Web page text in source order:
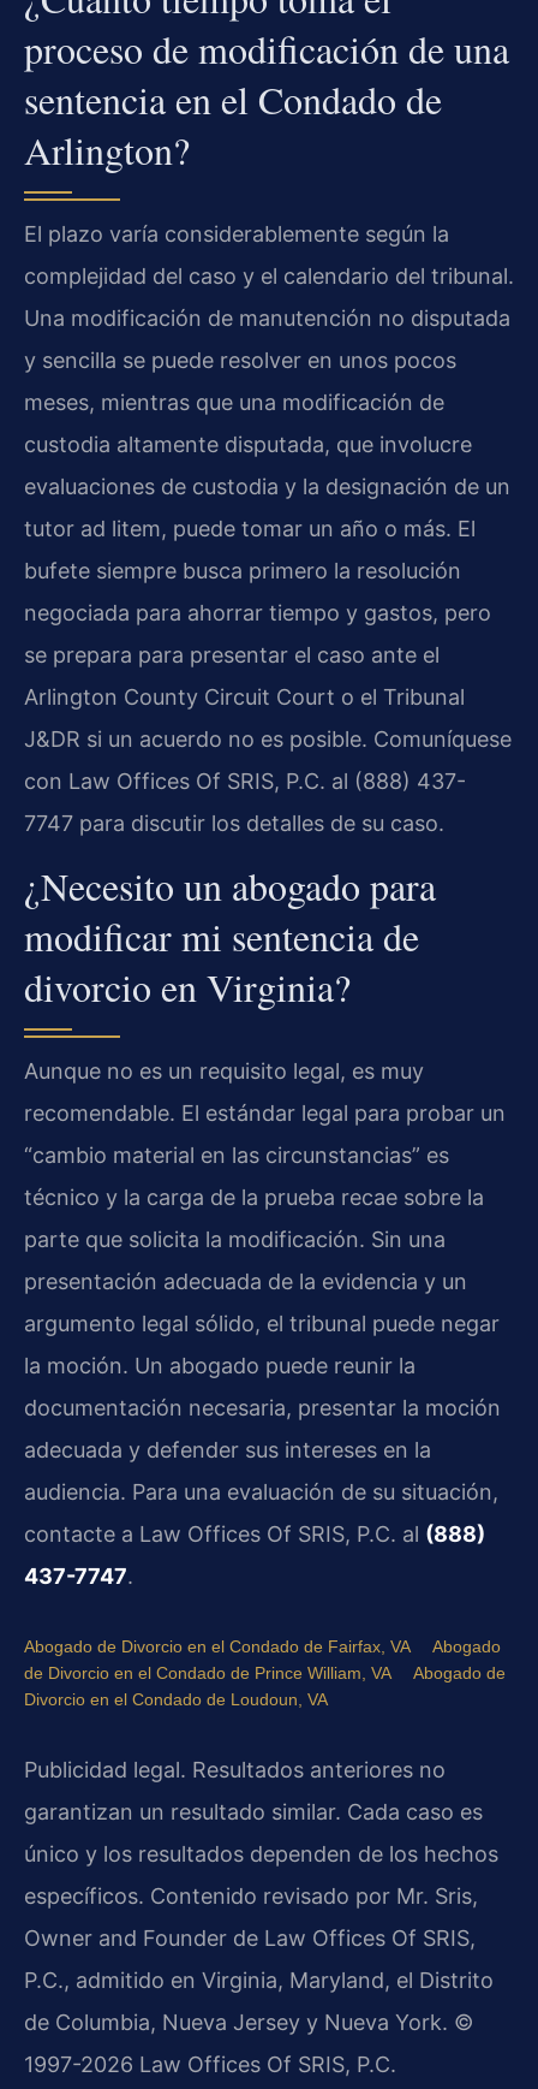
proceso de modificación de una
sentencia en el Condado de
Arlington?
El plazo varía considerablemente según la
complejidad del caso y el calendario del tribunal.
Una modificación de manutención no disputada
y sencilla se puede resolver en unos pocos
meses, mientras que una modificación de
custodia altamente disputada, que involucre
evaluaciones de custodia y la designación de un
tutor ad litem, puede tomar un año o más. El
bufete siempre busca primero la resolución
negociada para ahorrar tiempo y gastos, pero
se prepara para presentar el caso ante el
Arlington County Circuit Court o el Tribunal
J&DR si un acuerdo no es posible. Comuníquese
con Law Offices Of SRIS, P.C. al (888) 437-
7747 para discutir los detalles de su caso.
¿Necesito un abogado para
modificar mi sentencia de
divorcio en Virginia?
Aunque no es un requisito legal, es muy
recomendable. El estándar legal para probar un
“cambio material en las circunstancias” es
técnico y la carga de la prueba recae sobre la
parte que solicita la modificación. Sin una
presentación adecuada de la evidencia y un
argumento legal sólido, el tribunal puede negar
la moción. Un abogado puede reunir la
documentación necesaria, presentar la moción
adecuada y defender sus intereses en la
audiencia. Para una evaluación de su situación,
contacte a Law Offices Of SRIS, P.C. al (888)
437-7747.
Abogado de Divorcio en el Condado de Fairfax, VA
Abogado
de Divorcio en el Condado de Prince William, VA
Abogado de
Divorcio en el Condado de Loudoun, VA
Publicidad legal. Resultados anteriores no
garantizan un resultado similar. Cada caso es
único y los resultados dependen de los hechos
específicos. Contenido revisado por Mr. Sris,
Owner and Founder de Law Offices Of SRIS,
P.C., admitido en Virginia, Maryland, el Distrito
de Columbia, Nueva Jersey y Nueva York. ©
1997-2026 Law Offices Of SRIS, P.C.